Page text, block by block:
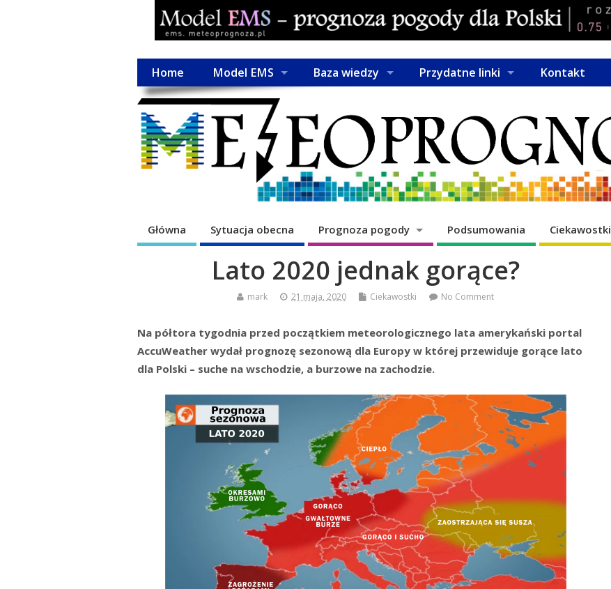
Home Model EMS Baza wiedzy Przydatne linki Kontakt
Główna Sytuacja obecna Prognoza pogody Podsumowania Ciekawostki
Lato 2020 jednak gorące?
mark 21 maja, 2020 Ciekawostki No Comment
Na półtora tygodnia przed początkiem meteorologicznego lata amerykański portal
AccuWeather wydał prognozę sezonową dla Europy w której przewiduje gorące lato
dla Polski – suche na wschodzie, a burzowe na zachodzie.